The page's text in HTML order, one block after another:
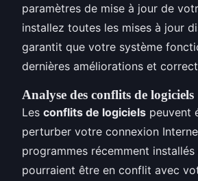
paramètres de mise à jour de
installez toutes les mises à jour
garantit que votre système
dernières améliorations et
Analyse des conflits de logiciels
Les conflits de logiciels peuvent
perturber votre connexion
programmes récemment
pourraient être en conflit avec